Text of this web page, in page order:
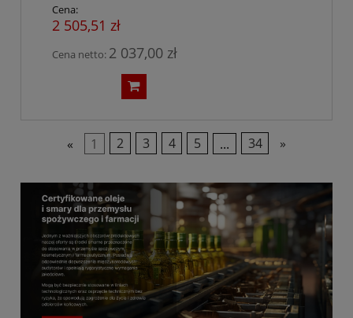
Cena:
2 505,51 zł
Cena netto: 2 037,00 zł
« 1 2 3 4 5 ... 34 »